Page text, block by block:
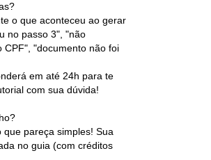
o que aconteceu ao gerar
no passo 3", "não
CPF", "documento não foi
em até 24h para te
com sua dúvida!
pareça simples! Sua
no guia (com créditos